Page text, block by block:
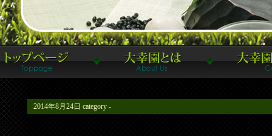
2014年8月24日 category -